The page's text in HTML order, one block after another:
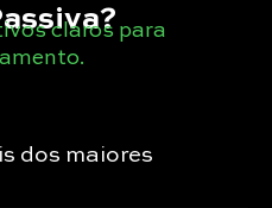
claros para
dos maiores